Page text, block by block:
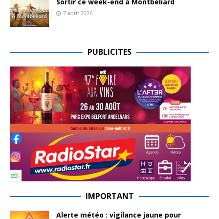
7 août 2026
PUBLICITES
IMPORTANT
Alerte météo : vigilance jaune pour